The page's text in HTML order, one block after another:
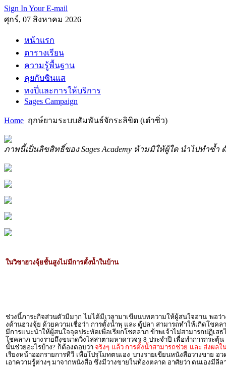
Sign In Your E-mail
ศุกร์, 07 สิงหาคม 2026
หน้าแรก
ตารางเรียน
ความรู้พื้นฐาน
คุยกับซินแส
ทงปี่และการให้บริการ
Sages Campaign
Home ฤกษ์ยามระบบสัมพันธ์จักระลิขิต (เต๋าซิ่ว)
ภาพนี้เป็นลิขสิทธิ์ของ Sages Academy ห้ามมิให้ผู้ใด นำไปทำซ้
ในวิชาฮวงจุ้ยชั้นสูงไม่มีการตั้งน้ำในบ้าน
ช่วงนี้ภาระกิจส่วนตัวมีมาก ไม่ได้มีเวลามาเขียนบทความให้ผู้สนใจอ่าน พอ
งด้านฮวงจุ้ย ด้วยความเชื่อว่า การตั้งน้ำพุ และ ตู้ปลา สามารถทำให้เกิดโช
มีการแนะนำให้ผู้สนใจจุดประทัดเพื่อเรียกโชคลาภ ข้าพเจ้าไม่สามารถปฏิเส
โชคลาภ บางรายถึงขนาดวิ่งไล่ล่าตามหาดาวจร 8 ประจำปี เพื่อทำการกระ
นั้นช่วยอะไรบ้าง? ก็ต้องตอบว่า จริงๆ แล้ว การตั้งน้ำสามารถช่วย และ ส่งผลใ
เรียงหน้าออกรายการทีวี เพื่อโปรโมทตนเอง บางรายเขียนหนังสือวางขาย
เอาความรู้ต่างๆ มาจากหนังสือ ซึ่งมีวางขายในท้องตลาด อาศัยว่า ตนเองมี